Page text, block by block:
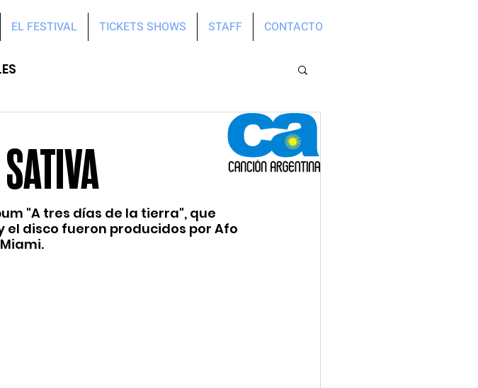
EL FESTIVAL TICKETS SHOWS STAFF CONTACTO
"A tres días de la tierra", que
disco fueron producidos por Afo